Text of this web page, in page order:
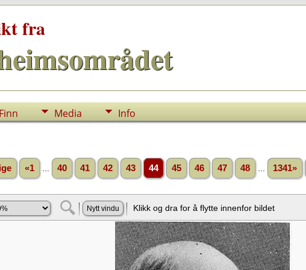
fra
Finn Media Info
«1 40 41 42 43 44 45 46 47 48 1341»